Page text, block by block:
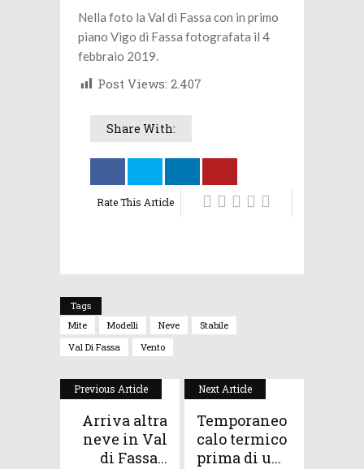
Nella foto la Val di Fassa con in primo
piano Vigo di Fassa fotografata il 4
febbraio 2019.
Post Views: 2.407
Share With:
Rate This Article
Tags
Mite
Modelli Neve
Stabile
Val Di Fassa
Vento
Previous Article
Arriva altra
neve in Val
di Fassa...
Next Article
Temporaneo
calo termico
prima di u...